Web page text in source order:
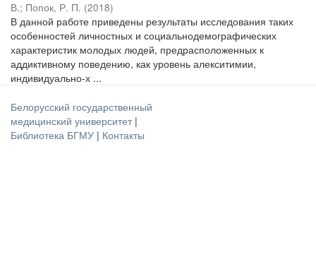
В.; Попок, Р. П. (2018)
В данной работе приведены результаты исследования таких
особенностей личностных и социальнодемографических
характеристик молодых людей, предрасположенных к
аддиктивному поведению, как уровень алекситимии,
индивидуально-х ...
Белорусский государственный
медицинский университет |
Библиотека БГМУ | Контакты